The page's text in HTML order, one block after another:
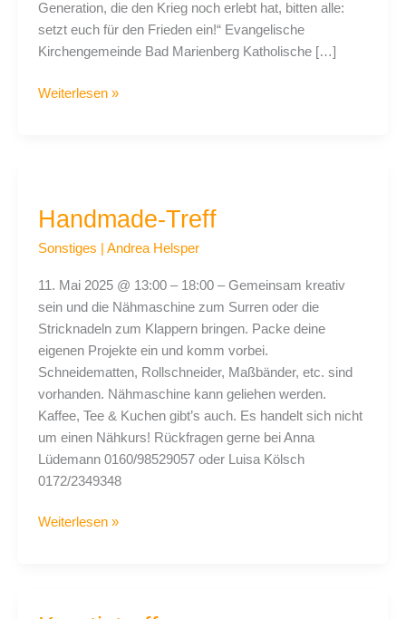
Generation, die den Krieg noch erlebt hat, bitten alle:
setzt euch für den Frieden ein!“ Evangelische
Kirchengemeinde Bad Marienberg Katholische […]
Weiterlesen »
Handmade-Treff
Sonstiges Andrea Helsper
11. Mai 2025 @ 13:00 – 18:00 – Gemeinsam kreativ
sein und die Nähmaschine zum Surren oder die
Stricknadeln zum Klappern bringen. Packe deine
eigenen Projekte ein und komm vorbei.
Schneidematten, Rollschneider, Maßbänder, etc. sind
vorhanden. Nähmaschine kann geliehen werden.
Kaffee, Tee & Kuchen gibt’s auch. Es handelt sich nicht
um einen Nähkurs! Rückfragen gerne bei Anna
Lüdemann 0160/98529057 oder Luisa Kölsch
0172/2349348
Weiterlesen »